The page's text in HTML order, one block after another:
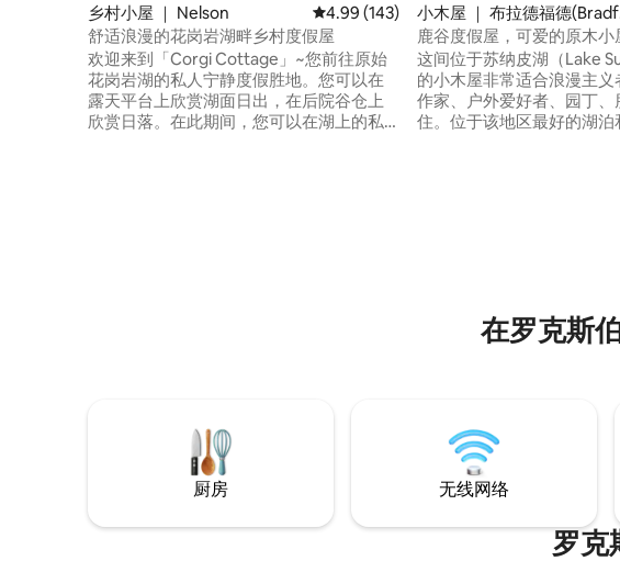
乡村小屋 ｜ Nelson 平均评分 4.99 分（满分 5 分），共 143 条
4.99 (143)
舒适浪漫的花岗岩湖畔乡村度假屋
欢迎来到「Corgi Cottage」~您前往原始
花岗岩湖的私人宁静度假胜地。您可以在
露天平台上欣赏湖面日出，在后院谷仓上
欣赏日落。在此期间，您可以在湖上的私
小木屋 ｜ 布拉德福德
rd)
鹿谷度假屋，可爱的原木小
这间位于苏纳皮湖（Lake
的小木屋非常适合浪漫主义
作家、户外爱好者、园丁、
住。位于该地区最好的湖泊
在罗克斯
厨房 无线网络
罗克